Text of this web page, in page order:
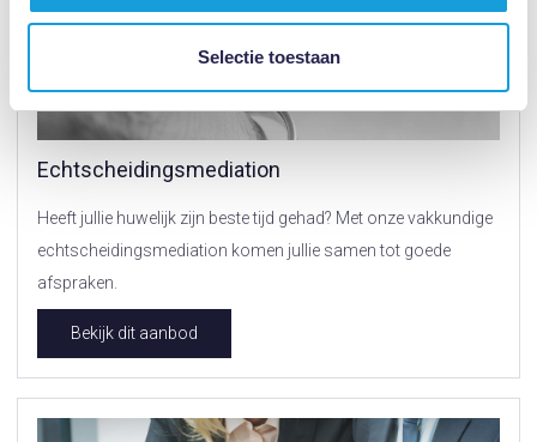
Selectie toestaan
Echtscheidingsmediation
Heeft jullie huwelijk zijn beste tijd gehad? Met onze vakkundige
echtscheidingsmediation komen jullie samen tot goede
afspraken.
Bekijk dit aanbod